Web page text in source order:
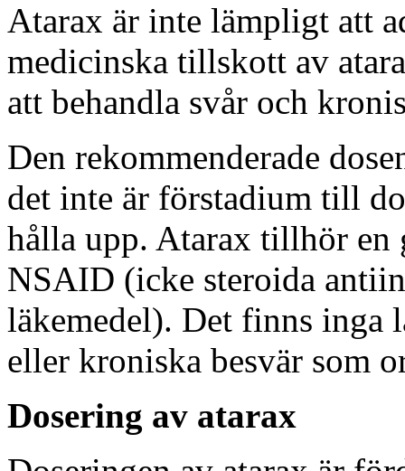
Atarax är inte lämpligt att
medicinska tillskott av
att behandla svår och
Den rekommenderade
det inte är förstadium till
hålla upp. Atarax tillhör en
NSAID (icke steroida
läkemedel). Det finns inga
eller kroniska besvär som
Dosering av atarax